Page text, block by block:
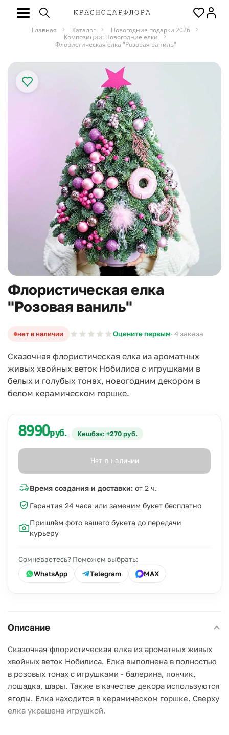
Главная Каталог
Новогодние подарки 2026
Композиции: Новогодние елки
Флористическая елка "Розовая ваниль"
Флористическая елка
"Розовая ваниль"
нет в наличии Оцените первым· 4 заказа
Сказочная флористическая елка из ароматных
живых хвойных веток Нобилиса с игрушками в
белых и голубых тонах, новогодним декором в
белом керамическом горшке.
8990руб. Кешбэк: +270 руб.
Нет в наличии
Время создания и доставки: от 2 ч.
Гарантия 24 часа или заменим букет бесплатно
Пришлём фото вашего букета до передачи
курьеру
Сомневаетесь? Поможем выбрать:
WhatsApp
Telegram MAX
Описание
Сказочная флористическая елка из ароматных живых
хвойных веток Нобилиса. Елка выполнена в полностью
в розовых тонах с игрушками - балерина, пончик,
лошадка, шары. Также в качестве декора используются
ягоды. Елка находится в керамическом горшке. Сверху
елка украшена игрушкой.